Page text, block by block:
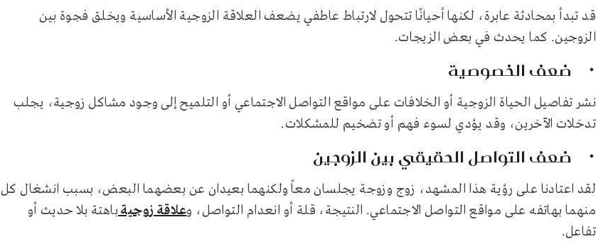
قد تبدأ بمحادثة عابرة، لكنها أحيانًا تتحول لارتباط عاطفي يضعف العلاقة الزوجية الأساسية ويخلق فجوة بين
الزوجين. كما يحدث في بعض الزيجات.
ضعف الخصوصية
نشر تفاصيل الحياة الزوجية أو الخلافات على مواقع التواصل الاجتماعي أو التلميح إلى وجود مشاكل زوجية، يجلب
تدخلات الآخرين، وقد يؤدي لسوء فهم أو تضخيم للمشكلات.
ضعف التواصل الحقيقي بين الزوجين
لقد اعتادنا على رؤية هذا المشهد، زوج وزوجة يجلسان معاً ولكنهما بعيدان عن بعضهما البعض، بسبب انشغال كل
منهما بهاتفه على مواقع التواصل الاجتماعي. النتيجة، قلة أو انعدام التواصل، وعلاقة زوجيةباهتة بلا حديث أو
تفاعل.